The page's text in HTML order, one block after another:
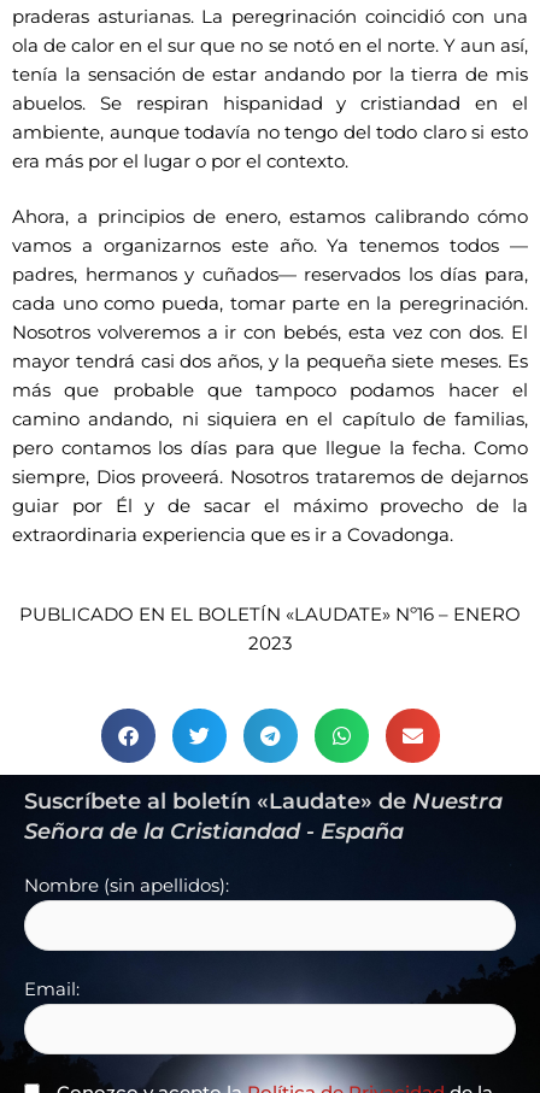
praderas asturianas. La peregrinación coincidió con una
ola de calor en el sur que no se notó en el norte. Y aun así,
tenía la sensación de estar andando por la tierra de mis
abuelos. Se respiran hispanidad y cristiandad en el
ambiente, aunque todavía no tengo del todo claro si esto
era más por el lugar o por el contexto.
Ahora, a principios de enero, estamos calibrando cómo
vamos a organizarnos este año. Ya tenemos todos —
padres, hermanos y cuñados— reservados los días para,
cada uno como pueda, tomar parte en la peregrinación.
Nosotros volveremos a ir con bebés, esta vez con dos. El
mayor tendrá casi dos años, y la pequeña siete meses. Es
más que probable que tampoco podamos hacer el
camino andando, ni siquiera en el capítulo de familias,
pero contamos los días para que llegue la fecha. Como
siempre, Dios proveerá. Nosotros trataremos de dejarnos
guiar por Él y de sacar el máximo provecho de la
extraordinaria experiencia que es ir a Covadonga.
PUBLICADO EN EL BOLETÍN «LAUDATE» Nº16 – ENERO
2023
Suscríbete al boletín «Laudate» de Nuestra
Señora de la Cristiandad - España
Nombre (sin apellidos):
Email: